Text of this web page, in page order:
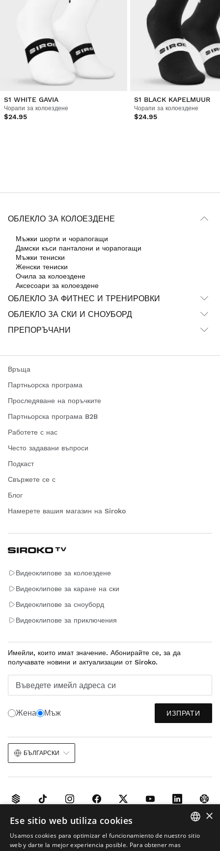
S1 WHITE GAVIA
Чорапи за колоездене
$24.95
S1 BLACK KAPELMUUR
Чорапи за колоездене
$24.95
ОБЛЕКЛО ЗА КОЛОЕЗДЕНЕ
Мъжки шорти и чорапогащи
Дамски къси панталони и чорапогащи
Мъжки тениски
Женски тениски
Очила за колоездене
Аксесоари за колоездене
ОБЛЕКЛО ЗА ФИТНЕС И ТРЕНИРОВКИ
ОБЛЕКЛО ЗА СКИ И СНОУБОРД
ПРЕПОРЪЧАНИ
Връща
Партньорска програма
Проследяване на поръчките
Партньорска програма B2B
Работете с нас
Често задавани въпроси
Подкаст
Свържете се с
Блог
Намерете вашия магазин на Siroko
Видеоклипове за колоездене
Видеоклипове за каране на ски
Видеоклипове за сноуборд
Видеоклипове за приключения
Имейли, които имат значение. Абонирайте се, за да
получавате новини и актуализации от Siroko.
Въведете имейл адреса си
Жена Мъж ИЗПРАТИ
БЪЛГАРСКИ
Правно уведомление Бисквитки Правила и условия
Изкуствен интелект в изображенията Карта на сайта
SPANISH
×
Ese sitio web utiliza cookies
Usamos cookies para optimizar el funcionamiento de nuestro sitio
web y darte la mejor experiencia posible. Para obtener mas